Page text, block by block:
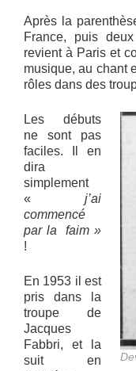
Après la
France, puis
revient à Paris et
musique, au chant
rôles dans des
Les débuts
ne sont pas
faciles. Il en
dira
simplement
« j’ai
commencé
par la faim »
!
En 1953 il est
pris dans la
troupe de
Jacques
Fabbri, et la
suit en